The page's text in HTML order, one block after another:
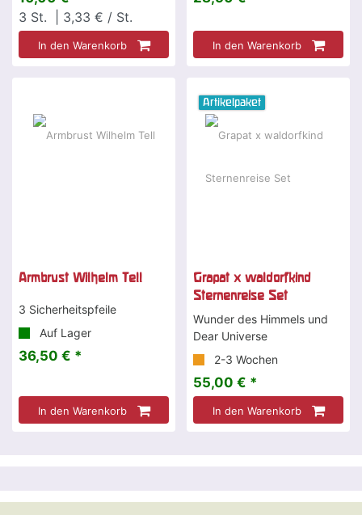
3 St. | 3,33 € / St.
In den Warenkorb In den Warenkorb
Armbrust Wilhelm Tell
3 Sicherheitspfeile
Auf Lager
36,50 € *
In den Warenkorb
Artikelpaket
Grapat x waldorfkind
Sternenreise Set
Wunder des Himmels und
Dear Universe
2-3 Wochen
55,00 € *
In den Warenkorb